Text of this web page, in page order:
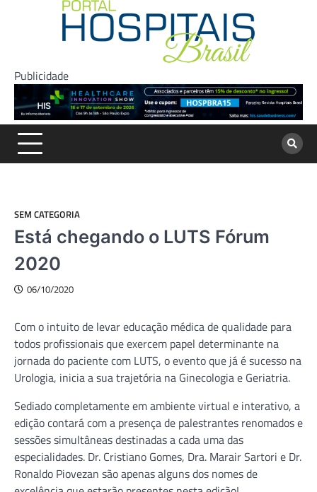
Publicidade
SEM CATEGORIA
Está chegando o LUTS Fórum
2020
06/10/2020
Com o intuito de levar educação médica de qualidade para
todos profissionais que exercem papel determinante na
jornada do paciente com LUTS, o evento que já é sucesso na
Urologia, inicia a sua trajetória na Ginecologia e Geriatria.
Sediado completamente em ambiente virtual e interativo, a
edição contará com a presença de palestrantes renomados e
sessões simultâneas destinadas a cada uma das
especialidades. Dr. Cristiano Gomes, Dra. Marair Sartori e Dr.
Ronaldo Piovezan são apenas alguns dos nomes de